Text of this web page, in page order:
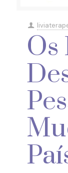
Os